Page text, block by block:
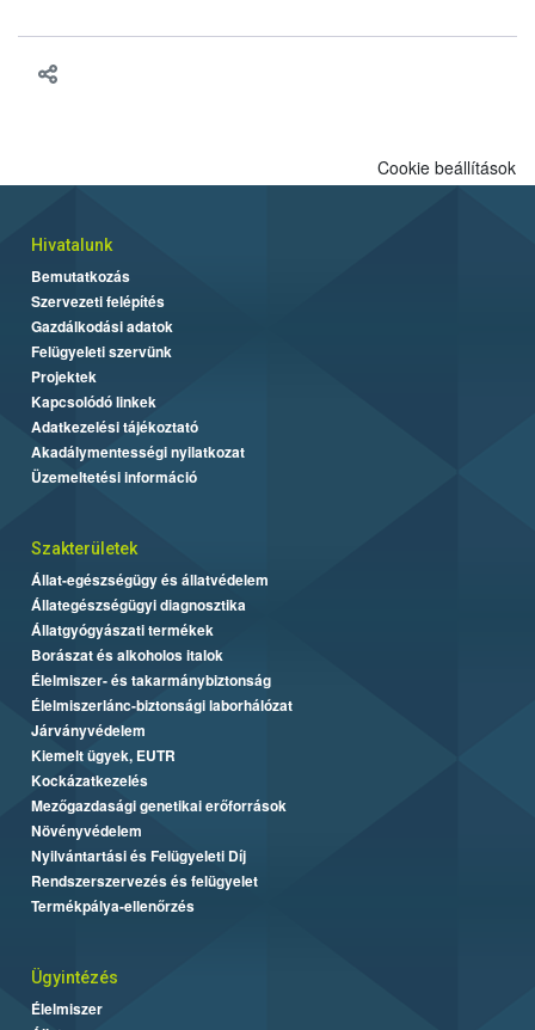
Cookie beállítások
Hivatalunk
Bemutatkozás
Szervezeti felépítés
Gazdálkodási adatok
Felügyeleti szervünk
Projektek
Kapcsolódó linkek
Adatkezelési tájékoztató
Akadálymentességi nyilatkozat
Üzemeltetési információ
Szakterületek
Állat-egészségügy és állatvédelem
Állategészségügyi diagnosztika
Állatgyógyászati termékek
Borászat és alkoholos italok
Élelmiszer- és takarmánybiztonság
Élelmiszerlánc-biztonsági laborhálózat
Járványvédelem
Kiemelt ügyek, EUTR
Kockázatkezelés
Mezőgazdasági genetikai erőforrások
Növényvédelem
Nyilvántartási és Felügyeleti Díj
Rendszerszervezés és felügyelet
Termékpálya-ellenőrzés
Ügyintézés
Élelmiszer